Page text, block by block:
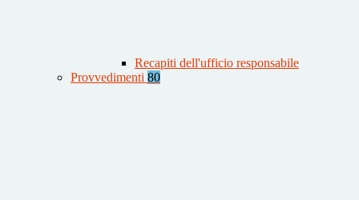
Recapiti dell'ufficio responsabile
Provvedimenti 80